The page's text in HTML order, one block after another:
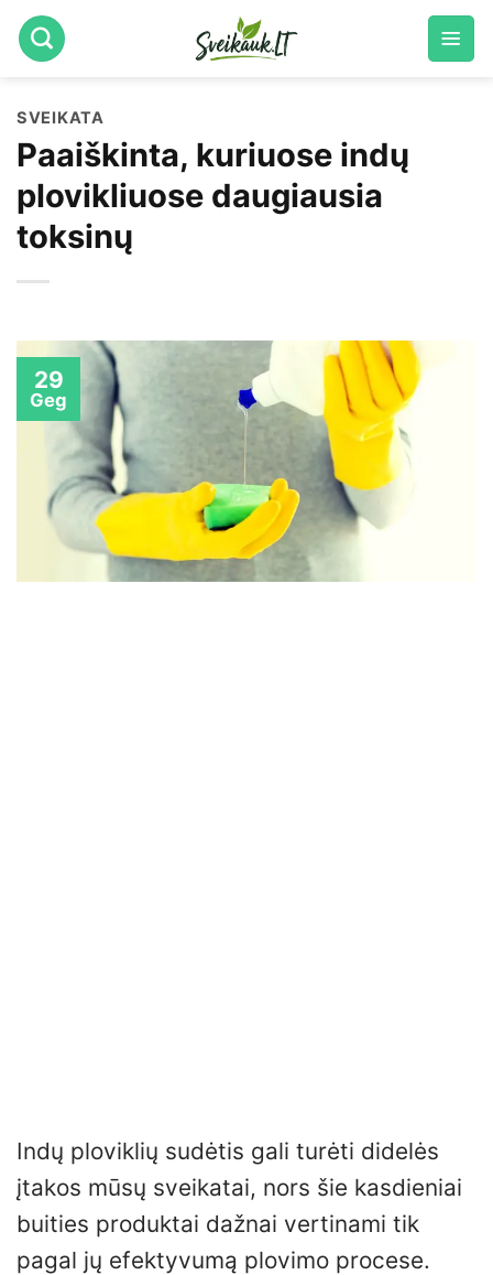
Skip
to
SVEIKATA
Paaiškinta, kuriuose indų
plovikliuose daugiausia
toksinų
29
Geg
Indų ploviklių sudėtis gali turėti didelės
įtakos mūsų sveikatai, nors šie kasdieniai
buities produktai dažnai vertinami tik
pagal jų efektyvumą plovimo procese.